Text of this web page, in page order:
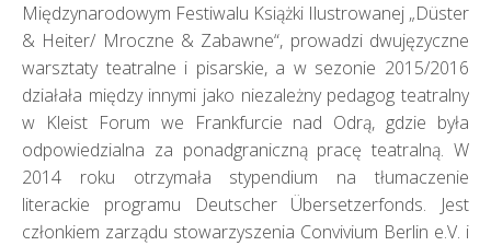
Międzynarodowym Festiwalu Książki Ilustrowanej „Düster
& Heiter/ Mroczne & Zabawne“, prowadzi dwujęzyczne
warsztaty teatralne i pisarskie, a w sezonie 2015/2016
działała między innymi jako niezależny pedagog teatralny
w Kleist Forum we Frankfurcie nad Odrą, gdzie była
odpowiedzialna za ponadgraniczną pracę teatralną. W
2014 roku otrzymała stypendium na tłumaczenie
literackie programu Deutscher Übersetzerfonds. Jest
członkiem zarządu stowarzyszenia Convivium Berlin e.V. i